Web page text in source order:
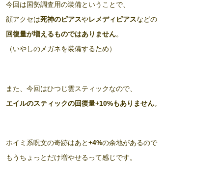
今回は国勢調査用の装備ということで、
顔アクセは死神のピアスやレメディピアスなどの
回復量が増えるものではありません。
（いやしのメガネを装備するため）
また、今回はひつじ雲スティックなので、
エイルのスティックの回復量+10%もありません。
ホイミ系呪文の奇跡はあと+4%の余地があるので
もうちょっとだけ増やせるって感じです。